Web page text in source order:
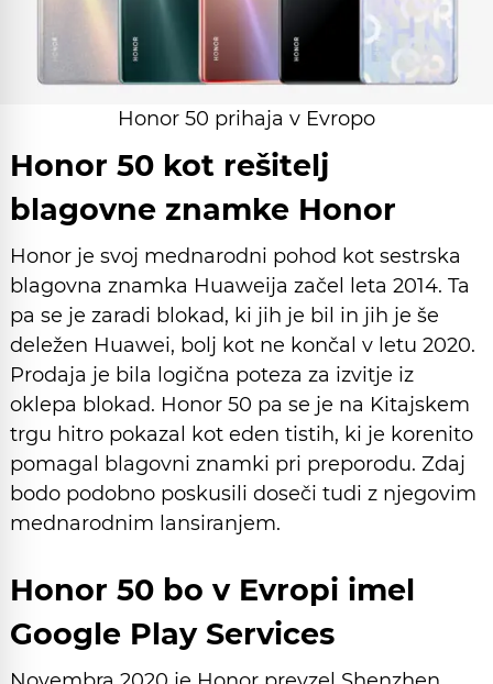
Honor 50 prihaja v Evropo
Honor 50 kot rešitelj
blagovne znamke Honor
Honor je svoj mednarodni pohod kot sestrska
blagovna znamka Huaweija začel leta 2014. Ta
pa se je zaradi blokad, ki jih je bil in jih je še
deležen Huawei, bolj kot ne končal v letu 2020.
Prodaja je bila logična poteza za izvitje iz
oklepa blokad. Honor 50 pa se je na Kitajskem
trgu hitro pokazal kot eden tistih, ki je korenito
pomagal blagovni znamki pri preporodu. Zdaj
bodo podobno poskusili doseči tudi z njegovim
mednarodnim lansiranjem.
Honor 50 bo v Evropi imel
Google Play Services